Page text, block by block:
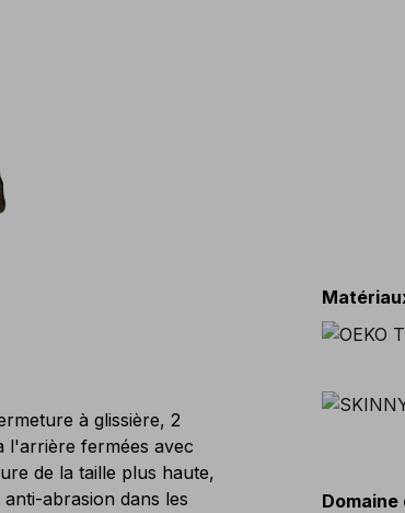
à glissière, 2
l'arrière fermées avec
de la taille plus haute,
abrasion dans les